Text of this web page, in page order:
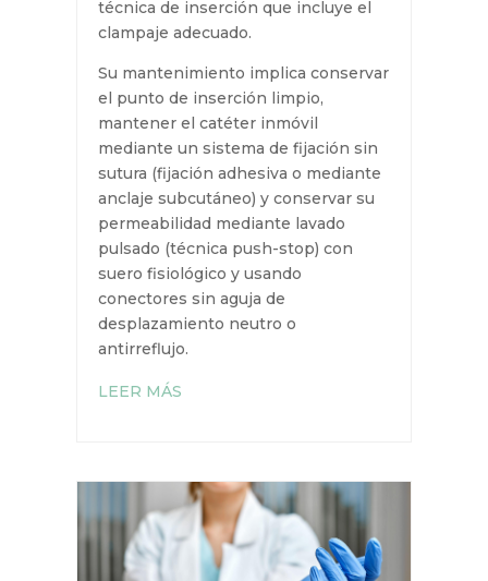
POSITIVA EN LAS LÍNEAS
MEDIAS
El catéter midline es un dispositivo
periférico común en hospitales
para tratamientos de más de 7 días,
con técnica de inserción que
incluye el clampaje adecuado.
Su mantenimiento implica
conservar el punto de inserción
limpio, mantener el catéter inmóvil
mediante un sistema de fijación
sin sutura (fijación adhesiva o
mediante anclaje subcutáneo) y
mediante lavado pulsado (técnica
LEER MÁS